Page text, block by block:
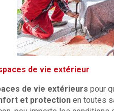
de vie extérieur
de vie extérieurs pour
et protection en toutes